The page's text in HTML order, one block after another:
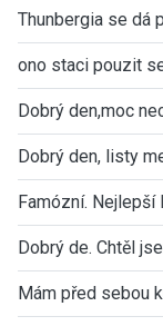
Thunbergia se dá
ono staci pouzit
Dobrý den,moc
Dobrý den, listy
Famózní. Nejlepší
Dobrý de. Chtěl
Mám před sebou